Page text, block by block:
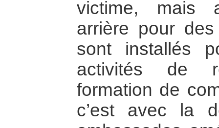
victime, mais
arrière pour
sont installés
activités de
formation de
c’est avec la